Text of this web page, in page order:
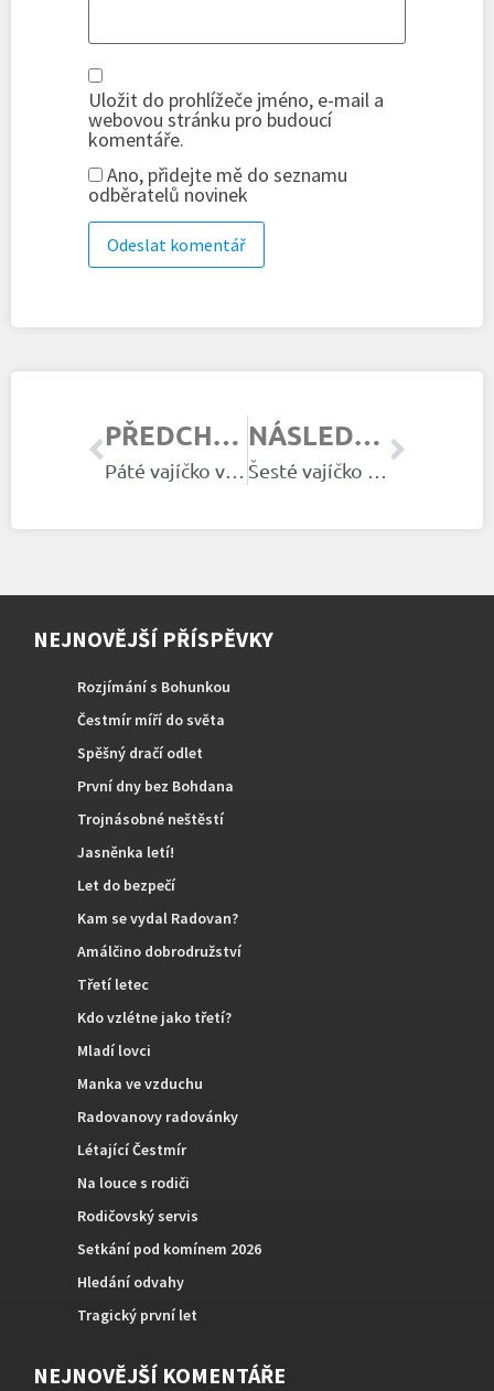
Uložit do prohlížeče jméno, e-mail a
webovou stránku pro budoucí
komentáře.
Ano, přidejte mě do seznamu
odběratelů novinek
PŘEDCHOZÍ ČLÁNEK NÁSLEDUJÍCÍ ČLÁNEK
NEJNOVĚJŠÍ PŘÍSPĚVKY
Rozjímání s Bohunkou
Čestmír míří do světa
Spěšný dračí odlet
První dny bez Bohdana
Trojnásobné neštěstí
Jasněnka letí!
Let do bezpečí
Kam se vydal Radovan?
Amálčino dobrodružství
Třetí letec
Kdo vzlétne jako třetí?
Mladí lovci
Manka ve vzduchu
Radovanovy radovánky
Létající Čestmír
Na louce s rodiči
Rodičovský servis
Setkání pod komínem 2026
Hledání odvahy
Tragický první let
NEJNOVĚJŠÍ KOMENTÁŘE